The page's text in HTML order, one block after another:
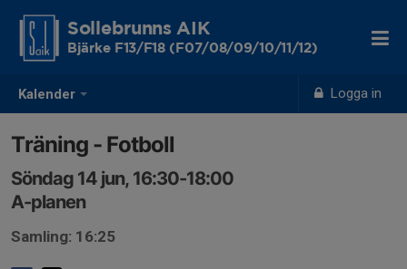
Kalender Logga in
Sollebrunns AIK
Bjärke F13/F18 (F07/08/09/10/11/12)
Träning - Fotboll
Söndag 14 jun, 16:30-18:00
A-planen
Samling: 16:25